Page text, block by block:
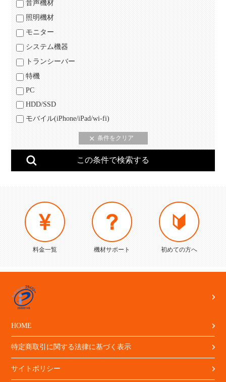
音声機材
照明機材
モニター
システム機器
トランシーバー
特機
PC
HDD/SSD
モバイル(iPhone/iPad/wi-fi)
料金一覧 機材サポート 初めての方へ
HOME
特定商取引に関する法律に基づく表示
サイトポリシー